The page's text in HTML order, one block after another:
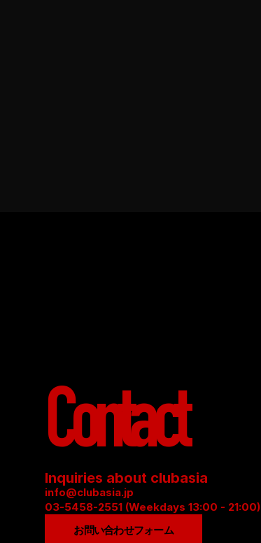
Contact
Inquiries about clubasia
info@clubasia.jp
03-5458-2551 (Weekdays 13:00 - 21:00)
お問い合わせフォーム